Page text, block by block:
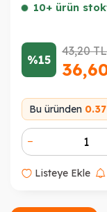
10+ ürün
%15
43,20TL
Bu üründen
Listeye Ekle